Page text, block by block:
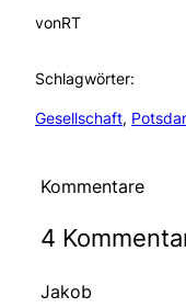
vonRT
Schlagwörter:
Gesellschaft,
Kommentare
4
Jakob